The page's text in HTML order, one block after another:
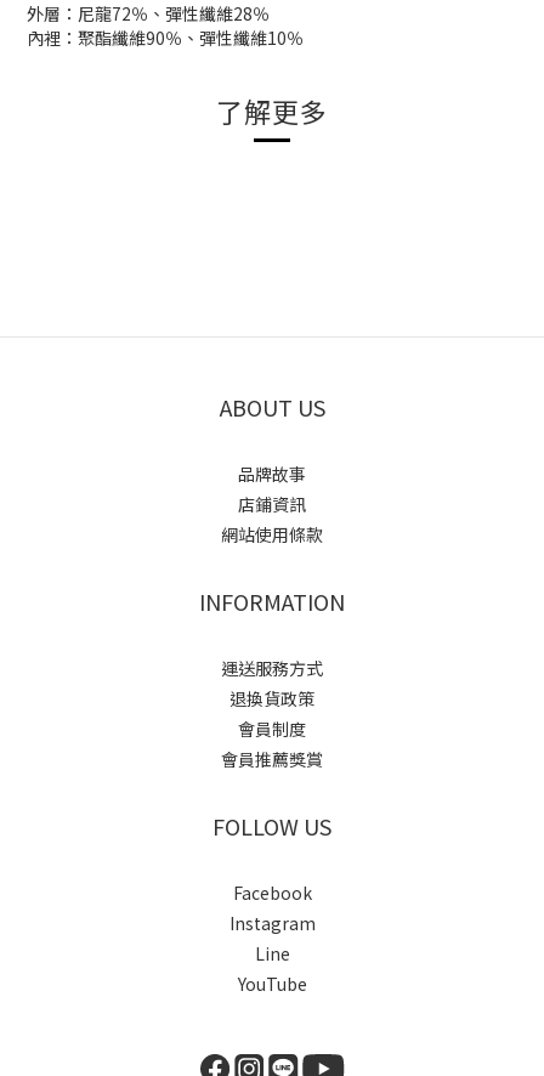
外層：尼龍72％、彈性纖維28％
內裡：聚酯纖維90％、彈性纖維10％
了解更多
ABOUT US
品牌故事
店鋪資訊
網站使用條款
INFORMATION
運送服務方式
退換貨政策
會員制度
會員推薦獎賞
FOLLOW US
Facebook
Instagram
Line
YouTube